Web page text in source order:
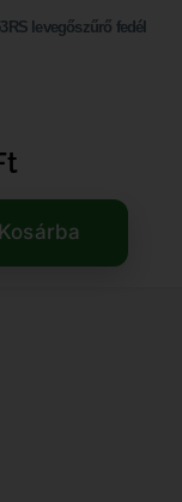
levegőszűrő fedél
Kosárba